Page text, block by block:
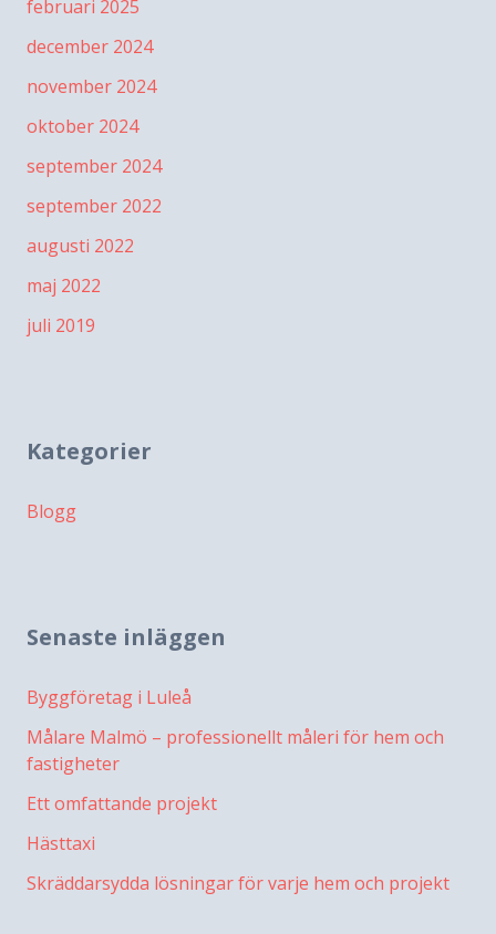
februari 2025
december 2024
november 2024
oktober 2024
september 2024
september 2022
augusti 2022
maj 2022
juli 2019
Kategorier
Blogg
Senaste inläggen
Byggföretag i Luleå
Målare Malmö – professionellt måleri för hem och
fastigheter
Ett omfattande projekt
Hästtaxi
Skräddarsydda lösningar för varje hem och projekt